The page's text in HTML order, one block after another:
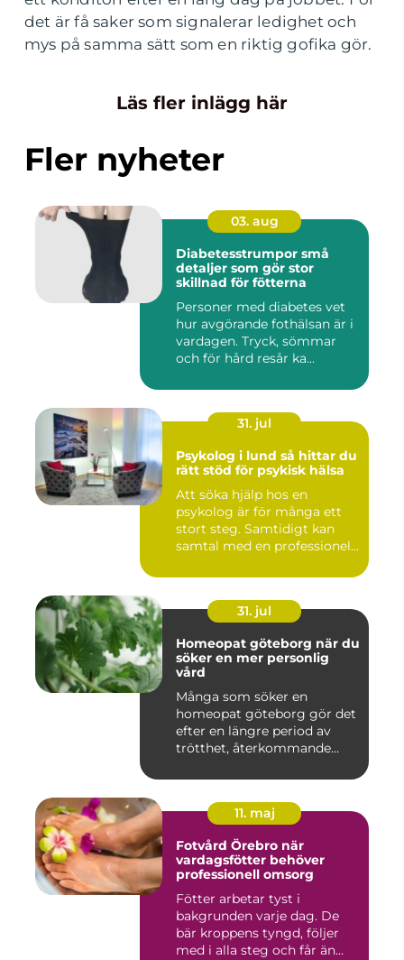
det är få saker som signalerar ledighet och
mys på samma sätt som en riktig gofika gör.
Läs fler inlägg här
Fler nyheter
03. aug
Diabetesstrumpor små
detaljer som gör stor
skillnad för fötterna
Personer med diabetes vet
hur avgörande fothälsan är i
vardagen. Tryck, sömmar
och för hård resår ka...
31. jul
Psykolog i lund så hittar du
rätt stöd för psykisk hälsa
Att söka hjälp hos en
psykolog är för många ett
stort steg. Samtidigt kan
samtal med en professionel...
31. jul
Homeopat göteborg när du
söker en mer personlig
vård
Många som söker en
homeopat göteborg gör det
efter en längre period av
trötthet, återkommande
11. maj
Fotvård Örebro när
vardagsfötter behöver
professionell omsorg
Fötter arbetar tyst i
bakgrunden varje dag. De
bär kroppens tyngd, följer
med i alla steg och får än...